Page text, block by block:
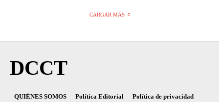
CARGAR MÁS
DCCT
QUIÉNES SOMOS Política Editorial Política de privacidad